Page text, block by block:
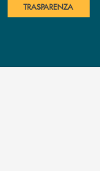
TRASPARENZA